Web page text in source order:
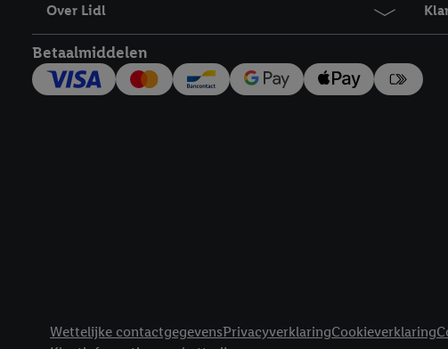
Over Lidl
Betaalmiddelen
Wettelijke contactgegevensPrivacyverklaringCookieverklaring